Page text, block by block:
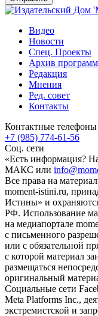
Видео
Новости
Спец. Проекты
Архив
Редакция
Мнения
Ред. совет
Контакты
Контактные телефоны
+7 (985) 774-61-56
Соц. сети
«Есть информация?
МАКС или
Все права на
moment-istini.ru,
Истины» и
РФ. Использование
на медиапортале
с письменного
или с обязательной
с которой материал
размещаться
оригинальный
Социальные сети
Meta Platforms Inc.,
экстремистской и